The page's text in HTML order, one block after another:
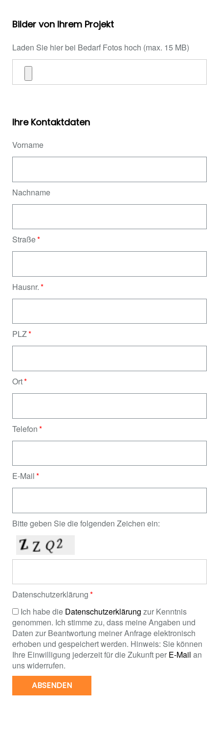
Bilder von Ihrem Projekt
Laden Sie hier bei Bedarf Fotos hoch (max. 15 MB)
Ihre Kontaktdaten
Vorname
Nachname
Straße
Hausnr.
PLZ
Ort
Telefon
E-Mail
Bitte geben Sie die folgenden Zeichen ein:
Datenschutzerklärung
Ich habe die Datenschutzerklärung zur Kenntnis
genommen. Ich stimme zu, dass meine Angaben und
Daten zur Beantwortung meiner Anfrage elektronisch
erhoben und gespeichert werden. Hinweis: Sie können
Ihre Einwilligung jederzeit für die Zukunft per E-Mail an
uns widerrufen.
ABSENDEN